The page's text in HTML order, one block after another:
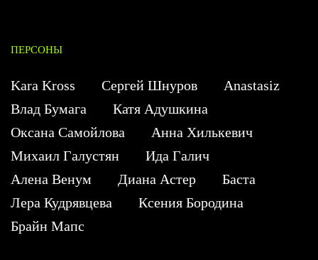
ПЕРСОНЫ
Kara Kross Сергей Шнуров
Anastasiz
Влад Бумага
Катя Адушкина
Оксана Самойлова
Анна Хилькевич
Михаил Галустян
Ида Галич
Алена Венум
Диана Астер
Баста
Лера Кудрявцева
Ксения Бородина
Брайн Мапс